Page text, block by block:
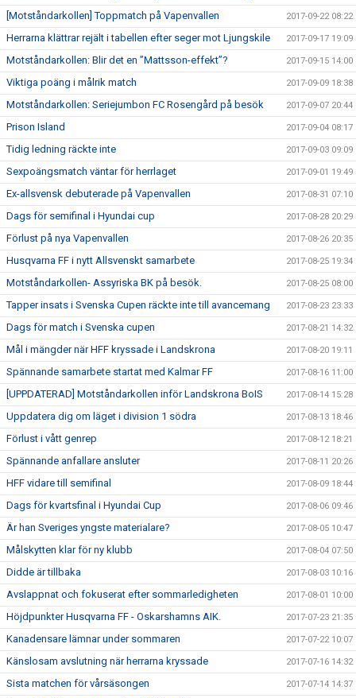
[Motståndarkollen] Toppmatch på Vapenvallen 2017-09-22 08:22
Herrarna klättrar rejält i tabellen efter seger mot Ljungskile 2017-09-17 19:09
Motståndarkollen: Blir det en ”Mattsson-effekt”? 2017-09-15 14:00
Viktiga poäng i målrik match 2017-09-09 18:38
Motståndarkollen: Seriejumbon FC Rosengård på besök 2017-09-07 20:44
Prison Island 2017-09-04 08:17
Tidig ledning räckte inte 2017-09-03 09:09
Sexpoängsmatch väntar för herrlaget 2017-09-01 19:49
Ex-allsvensk debuterade på Vapenvallen 2017-08-31 07:10
Dags för semifinal i Hyundai cup 2017-08-28 20:29
Förlust på nya Vapenvallen 2017-08-26 20:35
Husqvarna FF i nytt Allsvenskt samarbete 2017-08-25 19:34
Motståndarkollen- Assyriska BK på besök. 2017-08-25 08:00
Tapper insats i Svenska Cupen räckte inte till avancemang 2017-08-23 23:33
Dags för match i Svenska cupen 2017-08-21 14:32
Mål i mängder när HFF kryssade i Landskrona 2017-08-20 19:11
Spännande samarbete startat med Kalmar FF 2017-08-16 11:00
[UPPDATERAD] Motståndarkollen inför Landskrona BoIS 2017-08-14 15:28
Uppdatera dig om läget i division 1 södra 2017-08-13 18:46
Förlust i vått genrep 2017-08-12 18:21
Spännande anfallare ansluter 2017-08-11 20:26
HFF vidare till semifinal 2017-08-09 18:44
Dags för kvartsfinal i Hyundai Cup 2017-08-06 09:46
Är han Sveriges yngste materialare? 2017-08-05 10:47
Målskytten klar för ny klubb 2017-08-04 07:50
Didde är tillbaka 2017-08-03 10:16
Avslappnat och fokuserat efter sommarledigheten 2017-08-01 10:00
Höjdpunkter Husqvarna FF - Oskarshamns AIK. 2017-07-23 21:35
Kanadensare lämnar under sommaren 2017-07-22 10:07
Känslosam avslutning när herrarna kryssade 2017-07-16 14:32
Sista matchen för vårsäsongen 2017-07-14 14:37